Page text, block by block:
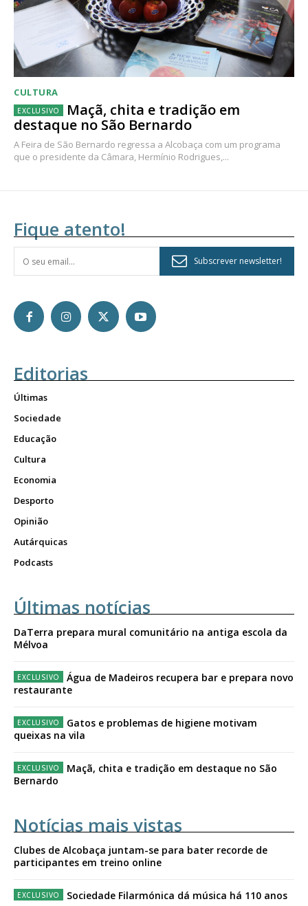
CULTURA
Maçã, chita e tradição em
destaque no São Bernardo
A Feira de São Bernardo regressa a Alcobaça com um programa
que o presidente da Câmara, Hermínio Rodrigues,...
Fique atento!
Subscrever newsletter!
Editorias
Últimas
Sociedade
Educação
Cultura
Economia
Desporto
Opinião
Autárquicas
Podcasts
Últimas notícias
DaTerra prepara mural comunitário na antiga escola da
Mélvoa
Água de Madeiros recupera bar e prepara novo
restaurante
Gatos e problemas de higiene motivam
queixas na vila
Maçã, chita e tradição em destaque no São
Bernardo
Notícias mais vistas
Clubes de Alcobaça juntam-se para bater recorde de
participantes em treino online
Sociedade Filarmónica dá música há 110 anos